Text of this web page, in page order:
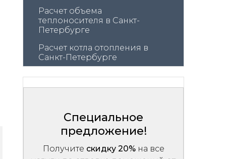
Расчет объема
теплоносителя в Санкт-
Петербурге
Расчет котла отопления в
Санкт-Петербурге
Специальное
предложение!
Получите скидку 20%на все